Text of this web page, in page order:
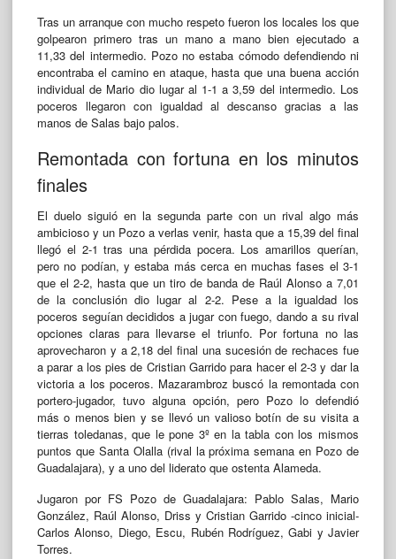
Tras un arranque con mucho respeto fueron los locales los que
golpearon primero tras un mano a mano bien ejecutado a
11,33 del intermedio. Pozo no estaba cómodo defendiendo ni
encontraba el camino en ataque, hasta que una buena acción
individual de Mario dio lugar al 1-1 a 3,59 del intermedio. Los
poceros llegaron con igualdad al descanso gracias a las
manos de Salas bajo palos.
Remontada con fortuna en los minutos
finales
El duelo siguió en la segunda parte con un rival algo más
ambicioso y un Pozo a verlas venir, hasta que a 15,39 del final
llegó el 2-1 tras una pérdida pocera. Los amarillos querían,
pero no podían, y estaba más cerca en muchas fases el 3-1
que el 2-2, hasta que un tiro de banda de Raúl Alonso a 7,01
de la conclusión dio lugar al 2-2. Pese a la igualdad los
poceros seguían decididos a jugar con fuego, dando a su rival
opciones claras para llevarse el triunfo. Por fortuna no las
aprovecharon y a 2,18 del final una sucesión de rechaces fue
a parar a los pies de Cristian Garrido para hacer el 2-3 y dar la
victoria a los poceros. Mazarambroz buscó la remontada con
portero-jugador, tuvo alguna opción, pero Pozo lo defendió
más o menos bien y se llevó un valioso botín de su visita a
tierras toledanas, que le pone 3º en la tabla con los mismos
puntos que Santa Olalla (rival la próxima semana en Pozo de
Guadalajara), y a uno del liderato que ostenta Alameda.
Jugaron por FS Pozo de Guadalajara: Pablo Salas, Mario
González, Raúl Alonso, Driss y Cristian Garrido -cinco inicial-
Carlos Alonso, Diego, Escu, Rubén Rodríguez, Gabi y Javier
Torres.